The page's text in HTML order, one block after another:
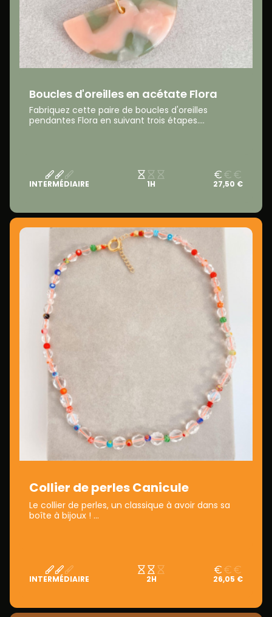
Boucles d'oreilles en acétate Flora
Fabriquez cette paire de boucles d'oreilles
pendantes Flora en suivant trois étapes....
INTERMÉDIAIRE 1H 27,50 €
Collier de perles Canicule
Le collier de perles, un classique à avoir dans sa
boîte à bijoux ! ...
INTERMÉDIAIRE 2H 26,05 €